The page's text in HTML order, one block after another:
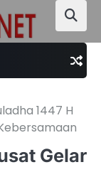
1447 H
Gelar